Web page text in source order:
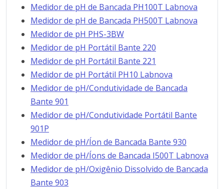
Medidor de pH de Bancada PH100T Labnova
Medidor de pH de Bancada PH500T Labnova
Medidor de pH PHS-3BW
Medidor de pH Portátil Bante 220
Medidor de pH Portátil Bante 221
Medidor de pH Portátil PH10 Labnova
Medidor de pH/Condutividade de Bancada
Bante 901
Medidor de pH/Condutividade Portátil Bante
901P
Medidor de pH/Íon de Bancada Bante 930
Medidor de pH/Íons de Bancada I500T Labnova
Medidor de pH/Oxigênio Dissolvido de Bancada
Bante 903